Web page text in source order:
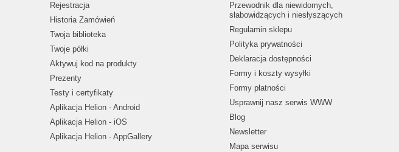
Rejestracja
Historia Zamówień
Twoja biblioteka
Twoje półki
Aktywuj kod na produkty
Prezenty
Testy i certyfikaty
Aplikacja Helion - Android
Aplikacja Helion - iOS
Aplikacja Helion - AppGallery
Przewodnik dla niewidomych,
słabowidzących i niesłyszących
Regulamin sklepu
Polityka prywatności
Deklaracja dostępności
Formy i koszty wysyłki
Formy płatności
Usprawnij nasz serwis WWW
Blog
Newsletter
Mapa serwisu